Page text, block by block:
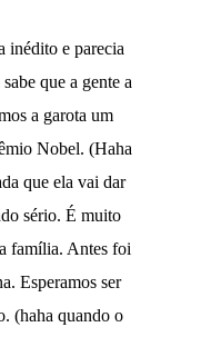
inédito e parecia
que a gente a
a garota um
Nobel. (Haha
que ela vai dar
sério. É muito
família. Antes foi
Esperamos ser
(haha quando o